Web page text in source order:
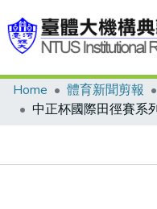
Communities & Collections
Home 體育新聞剪報